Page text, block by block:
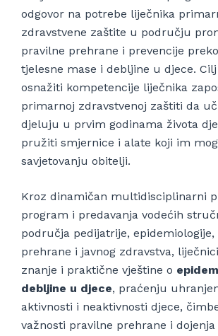
odgovor na potrebe liječnika
zdravstvene zaštite u području
pravilne prehrane i prevencije
tjelesne mase i debljine u djece.
osnažiti kompetencije liječnika
primarnoj zdravstvenoj zaštiti da
djeluju u prvim godinama života
pružiti smjernice i alate koji im
savjetovanju obitelji.
Kroz dinamičan multidisciplinarni
program i predavanja vodećih
područja pedijatrije, epidemiologije,
prehrane i javnog zdravstva,
znanje i praktične vještine o
debljine u djece, praćenju
aktivnosti i neaktivnosti djece,
važnosti pravilne prehrane i